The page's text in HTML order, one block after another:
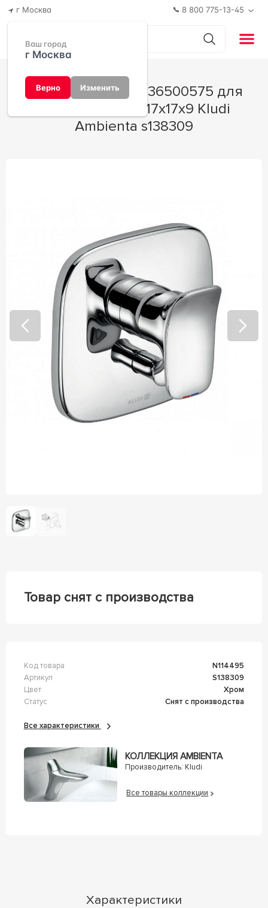
г Москва
Ваш город
г Москва
Верно Изменить
8 800 775-13-45
ванны с душем 17x17x9 Kludi
Ambienta s138309
Товар снят с производства
Код товара
n114495
Артикул
s138309
Цвет
Хром
Статус
Снят с производства
Все характеристики
КОЛЛЕКЦИЯ AMBIENTA
Производитель: Kludi
Все товары коллекции
Характеристики